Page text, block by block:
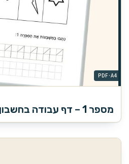
מספר 1 – דף עבודה בחשבון